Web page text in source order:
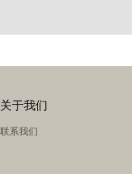
关于我们
联系我们